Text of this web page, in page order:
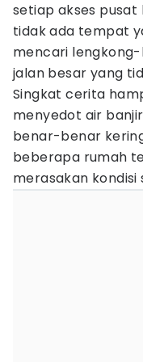
setiap akses
tidak ada tempat
mencari
jalan besar yang
Singkat cerita
menyedot air
benar-benar
beberapa rumah
merasakan kondisi